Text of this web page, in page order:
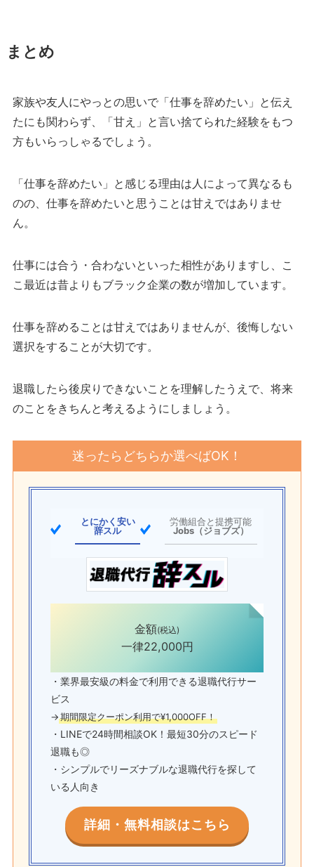
まとめ
家族や友人にやっとの思いで「仕事を辞めたい」と伝え
たにも関わらず、「甘え」と言い捨てられた経験をもつ
方もいらっしゃるでしょう。
「仕事を辞めたい」と感じる理由は人によって異なるも
のの、仕事を辞めたいと思うことは甘えではありませ
ん。
仕事には合う・合わないといった相性がありますし、こ
こ最近は昔よりもブラック企業の数が増加しています。
仕事を辞めることは甘えではありませんが、後悔しない
選択をすることが大切です。
退職したら後戻りできないことを理解したうえで、将来
のことをきちんと考えるようにしましょう。
迷ったらどちらか選べばOK！
とにかく安い
辞スル
労働組合と提携可能
Jobs（ジョブズ）
金額(税込)
一律22,000円
・業界最安級の料金で利用できる退職代行サー
ビス
→期間限定クーポン利用で¥1,000OFF！
・LINEで24時間相談OK！最短30分のスピード
退職も◎
・シンプルでリーズナブルな退職代行を探して
いる人向き
詳細・無料相談はこちら